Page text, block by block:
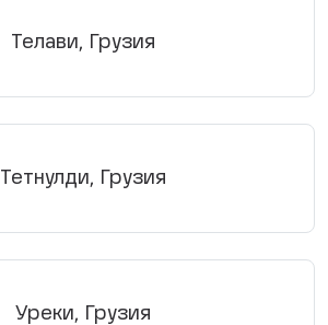
Телави, Грузия
Тетнулди, Грузия
Уреки, Грузия